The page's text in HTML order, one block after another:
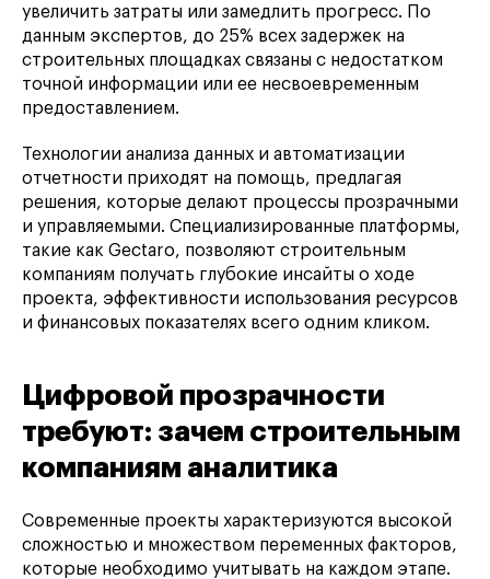
увеличить затраты или замедлить прогресс. По
данным экспертов, до 25% всех задержек на
строительных площадках связаны с недостатком
точной информации или ее несвоевременным
предоставлением.
Технологии анализа данных и автоматизации
отчетности приходят на помощь, предлагая
решения, которые делают процессы прозрачными
и управляемыми. Специализированные платформы,
такие как Gectaro, позволяют строительным
компаниям получать глубокие инсайты о ходе
проекта, эффективности использования ресурсов
и финансовых показателях всего одним кликом.
Цифровой прозрачности
требуют: зачем строительным
компаниям аналитика
Современные проекты характеризуются высокой
сложностью и множеством переменных факторов,
которые необходимо учитывать на каждом этапе.